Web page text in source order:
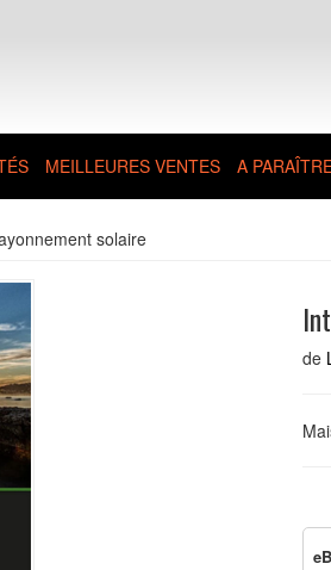
MEILLEURES VENTES A
solaire
de